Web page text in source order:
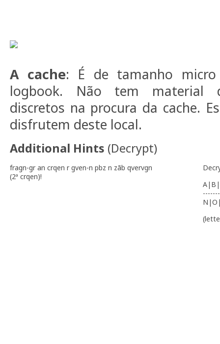
A cache: É de tamanho
logbook. Não tem material
discretos na procura da cache.
disfrutem deste local.
Additional Hints (Decrypt)
fragn-gr an crqen r gven-n pbz n zãb qvervgn
(2ª crqen)!